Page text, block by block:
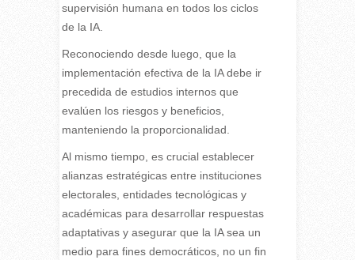
supervisión humana en todos los ciclos
de la IA.
Reconociendo desde luego, que la
implementación efectiva de la IA debe ir
precedida de estudios internos que
evalúen los riesgos y beneficios,
manteniendo la proporcionalidad.
Al mismo tiempo, es crucial establecer
alianzas estratégicas entre instituciones
electorales, entidades tecnológicas y
académicas para desarrollar respuestas
adaptativas y asegurar que la IA sea un
medio para fines democráticos, no un fin